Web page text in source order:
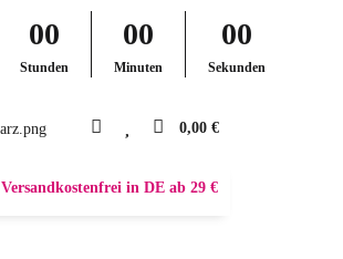
00
Stunden
00
Minuten
00
Sekunden
0,00 €
Versandkostenfrei in DE ab 29 €